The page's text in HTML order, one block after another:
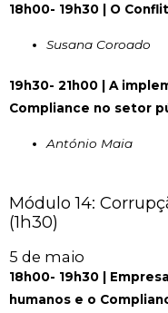
18h00- 19h30 | O
Susana Coroado
19h30- 21h00 | A
Compliance no setor
António Maia
Módulo 14:
(1h30)
5 de maio
18h00- 19h30 |
humanos e o